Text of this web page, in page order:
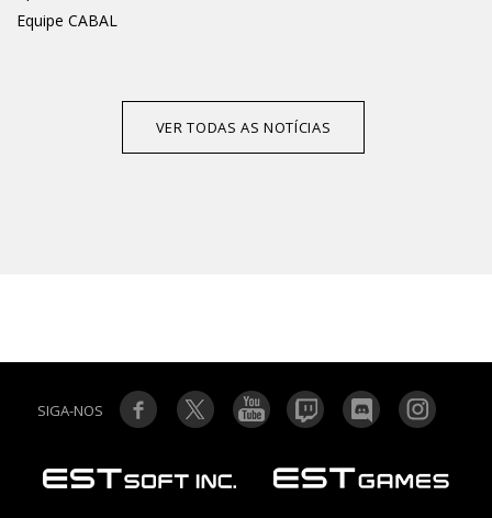
Equipe CABAL
VER TODAS AS NOTÍCIAS
SIGA-NOS